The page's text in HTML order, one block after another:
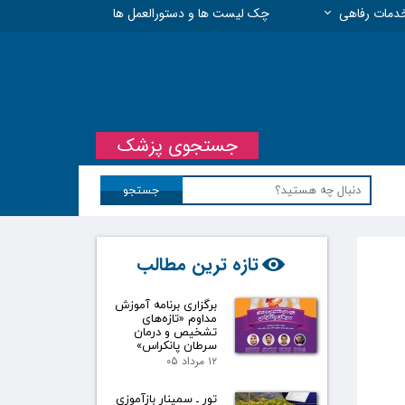
رفاهی چک لیست ها و دستورالعمل ها
جستجو
جستجوی پزشک
تازه ترین مطالب
برگزاری برنامه آموزش
مداوم «تازه‌های
تشخیص و درمان
سرطان پانکراس»
۱۲ مرداد ۰۵
تور ـ سمینار بازآموزی